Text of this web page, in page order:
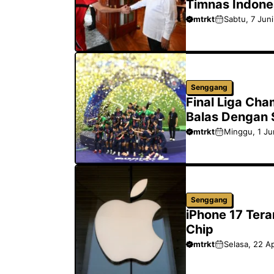
Timnas
mtrkt Sabtu, 7
Senggang
Final Liga
Balas Dengan
mtrkt Minggu, 1
Senggang
iPhone 17
Chip
mtrkt Selasa, 22